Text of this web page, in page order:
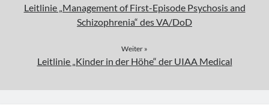
Leitlinie „Management of First-Episode Psychosis and
Schizophrenia“ des VA/DoD
Weiter »
Leitlinie „Kinder in der Höhe“ der UIAA Medical